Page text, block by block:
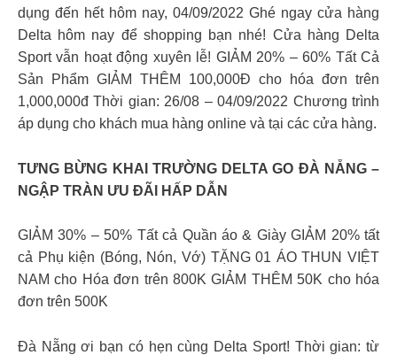
dụng đến hết hôm nay, 04/09/2022 Ghé ngay cửa hàng
Delta hôm nay để shopping bạn nhé! Cửa hàng Delta
Sport vẫn hoạt động xuyên lễ! GIẢM 20% – 60% Tất Cả
Sản Phẩm GIẢM THÊM 100,000Đ cho hóa đơn trên
1,000,000đ Thời gian: 26/08 – 04/09/2022 Chương trình
áp dụng cho khách mua hàng online và tại các cửa hàng.
TƯNG BỪNG KHAI TRƯỜNG DELTA GO ĐÀ NẴNG –
NGẬP TRÀN ƯU ĐÃI HẤP DẪN
GIẢM 30% – 50% Tất cả Quần áo & Giày GIẢM 20% tất
cả Phụ kiện (Bóng, Nón, Vớ) TẶNG 01 ÁO THUN VIỆT
NAM cho Hóa đơn trên 800K GIẢM THÊM 50K cho hóa
đơn trên 500K
Đà Nẵng ơi bạn có hẹn cùng Delta Sport! Thời gian: từ